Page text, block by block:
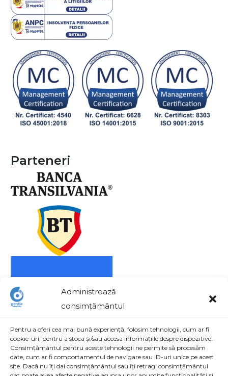
Administrează
consimțământul
Pentru a oferi cea mai bună experiență, folosim tehnologii, cum ar fi
cookie-uri, pentru a stoca și/sau accesa informațiile despre dispozitive.
Consimțământul pentru aceste tehnologii ne permite să procesăm
date, cum ar fi comportamentul de navigare sau ID-uri unice pe acest
site. Dacă nu îți dai consimțământul sau îți retragi consimțământul
Parteneri